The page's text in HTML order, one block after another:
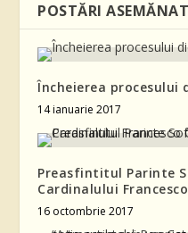
POSTĂRI
Încheierea procesului
14 ianuarie 2017
Preasfintitul Parinte
Cardinalului
16 octombrie 2017